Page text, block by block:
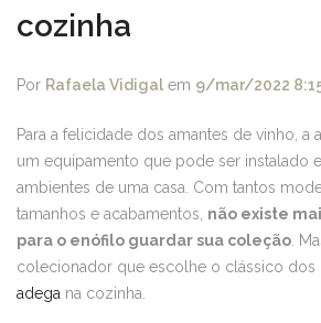
cozinha
Por Rafaela Vidigal em 9/mar/2022
Para a felicidade dos amantes de vinho, a
um equipamento que pode ser instalado
ambientes de uma casa. Com tantos
tamanhos e acabamentos, não existe
para o enófilo guardar sua coleção .
colecionador que escolhe o clássico dos
adega na cozinha.